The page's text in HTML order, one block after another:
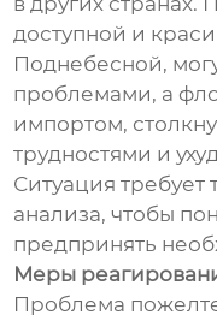
доступной и
Поднебесной,
проблемами, а
импортом,
трудностями и
Ситуация требует
анализа, чтобы
предпринять
Меры
Проблема